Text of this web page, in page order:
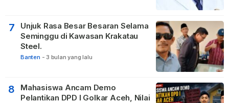
7
Unjuk Rasa Besar Besaran Selama
Seminggu di Kawasan Krakatau
Steel.
Banten - 3 bulan yang lalu
8
Mahasiswa Ancam Demo
Pelantikan DPD I Golkar Aceh, Nilai